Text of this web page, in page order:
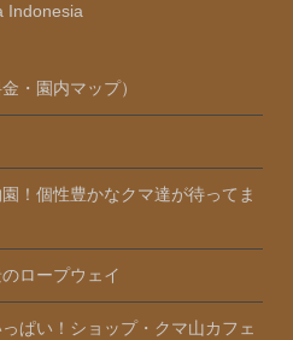
Indonesia
・園内マップ）
！個性豊かなクマ達が待ってま
ロープウェイ
ぱい！ショップ・クマ山カフェ